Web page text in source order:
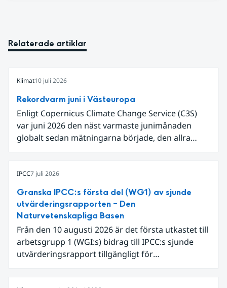
Relaterade artiklar
Klimat10 juli 2026
Rekordvarm juni i Västeuropa
Enligt Copernicus Climate Change Service (C3S)
var juni 2026 den näst varmaste junimånaden
globalt sedan mätningarna började, den allra
begränsar oss till Västeuropa var det den allra
varmaste juni. Detta betingades till stor del av en
extrem hetta i slutet av månaden. Världshavens
ytvattentemperaturer var den högsta som
uppmätts för en juni månad, vilket ligger i fas med
en framväxande El Niño i Stilla havet.
IPCC7 juli 2026
Granska IPCC:s första del (WG1) av sjunde
utvärderingsrapporten – Den
Naturvetenskapliga Basen
Från den 10 augusti 2026 är det första utkastet till
arbetsgrupp 1 (WGI:s) bidrag till IPCC:s sjunde
utvärderingsrapport tillgängligt för